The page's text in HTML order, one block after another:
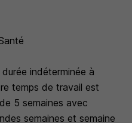
indéterminée à
temps de travail est
5 semaines avec
semaines et semaine